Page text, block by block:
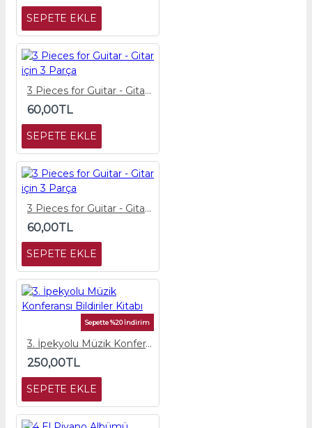
SEPETE EKLE
3 Pieces for Guitar - Gitar için 3 Parça
60,00TL
SEPETE EKLE
3 Pieces for Guitar - Gitar için 3 Parça
60,00TL
SEPETE EKLE
Sepette %20 İndirim
3. İpekyolu Müzik Konferansı Bildiriler Kitabı
250,00TL
SEPETE EKLE